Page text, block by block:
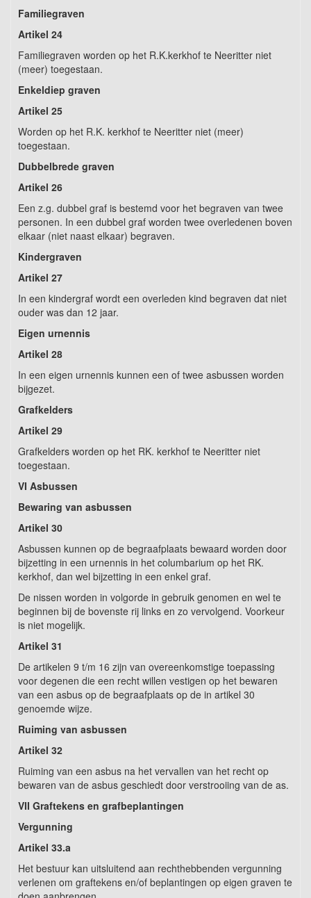
Familiegraven
Artikel 24
Familiegraven worden op het R.K.kerkhof te Neeritter niet
(meer) toegestaan.
Enkeldiep graven
Artikel 25
Worden op het R.K. kerkhof te Neeritter niet (meer)
toegestaan.
Dubbelbrede graven
Artikel 26
Een z.g. dubbel graf is bestemd voor het begraven van twee
personen. In een dubbel graf worden twee overledenen boven
elkaar (niet naast elkaar) begraven.
Kindergraven
Artikel 27
In een kindergraf wordt een overleden kind begraven dat niet
ouder was dan 12 jaar.
Eigen urnennis
Artikel 28
In een eigen urnennis kunnen een of twee asbussen worden
bijgezet.
Grafkelders
Artikel 29
Grafkelders worden op het RK. kerkhof te Neeritter niet
toegestaan.
VI Asbussen
Bewaring van asbussen
Artikel 30
Asbussen kunnen op de begraafplaats bewaard worden door
bijzetting in een urnennis in het columbarium op het RK.
kerkhof, dan wel bijzetting in een enkel graf.
De nissen worden in volgorde in gebruik genomen en wel te
beginnen bij de bovenste rij links en zo vervolgend. Voorkeur
is niet mogelijk.
Artikel 31
De artikelen 9 t/m 16 zijn van overeenkomstige toepassing
voor degenen die een recht willen vestigen op het bewaren
van een asbus op de begraafplaats op de in artikel 30
genoemde wijze.
Ruiming van asbussen
Artikel 32
Ruiming van een asbus na het vervallen van het recht op
bewaren van de asbus geschiedt door verstrooiing van de as.
VII Graftekens en grafbeplantingen
Vergunning
Artikel 33.a
Het bestuur kan uitsluitend aan rechthebbenden vergunning
verlenen om graftekens en/of beplantingen op eigen graven te